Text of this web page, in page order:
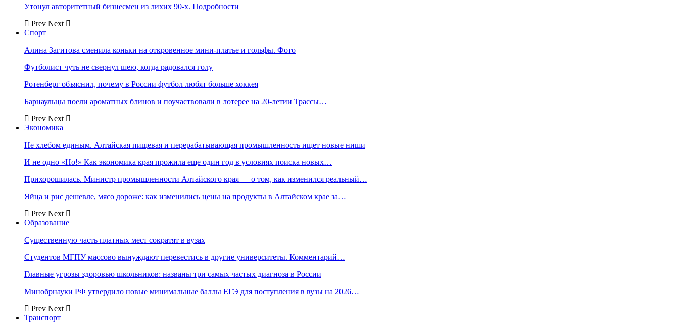
Утонул авторитетный бизнесмен из лихих 90-х. Подробности
Prev Next
Спорт
Алина Загитова сменила коньки на откровенное мини-платье и гольфы. Фото
Футболист чуть не свернул шею, когда радовался голу
Ротенберг объяснил, почему в России футбол любят больше хоккея
Барнаульцы поели ароматных блинов и поучаствовали в лотерее на 20-летии Трассы…
Prev Next
Экономика
Не хлебом единым. Алтайская пищевая и перерабатывающая промышленность ищет новые ниши
И не одно «Но!» Как экономика края прожила еще один год в условиях поиска новых…
Прихорошилась. Министр промышленности Алтайского края — о том, как изменился реальный…
Яйца и рис дешевле, мясо дороже: как изменились цены на продукты в Алтайском крае за…
Prev Next
Образование
Существенную часть платных мест сократят в вузах
Студентов МГПУ массово вынуждают перевестись в другие университеты. Комментарий…
Главные угрозы здоровью школьников: названы три самых частых диагноза в России
Минобрнауки РФ утвердило новые минимальные баллы ЕГЭ для поступления в вузы на 2026…
Prev Next
Транспорт